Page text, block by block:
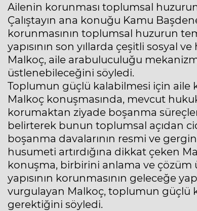
Ailenin korunması toplumsal
Çalıştayın ana konuğu Kamu
korunmasının toplumsal huzurun
yapısının son yıllarda çeşitli sosyal
Malkoç, aile arabuluculuğu
üstlenebileceğini söyledi.
Toplumun güçlü kalabilmesi için
Malkoç konuşmasında, mevcut
korumaktan ziyade boşanma
belirterek bunun toplumsal açıdan
boşanma davalarının resmi ve
husumeti artırdığına dikkat çeken
konuşma, birbirini anlama ve
yapısının korunmasının geleceğe
vurgulayan Malkoç, toplumun güçlü
gerektiğini söyledi.